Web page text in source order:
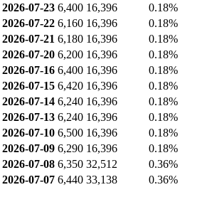
2026-07-23 6,400 16,396
0.18%
2026-07-22 6,160 16,396
0.18%
2026-07-21 6,180 16,396
0.18%
2026-07-20 6,200 16,396
0.18%
2026-07-16 6,400 16,396
0.18%
2026-07-15 6,420 16,396
0.18%
2026-07-14 6,240 16,396
0.18%
2026-07-13 6,240 16,396
0.18%
2026-07-10 6,500 16,396
0.18%
2026-07-09 6,290 16,396
0.18%
2026-07-08 6,350 32,512
0.36%
2026-07-07 6,440 33,138 0.36%